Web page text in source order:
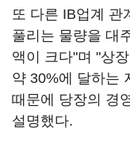
또 다른 IB업계 관
풀리는 물량을 대
액이 크다"며 "상
약 30%에 달하는
때문에 당장의 경
설명했다.